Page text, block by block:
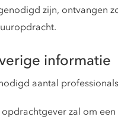
zijn, ontvangen
informatie
aantal
opdrachtgever zal om